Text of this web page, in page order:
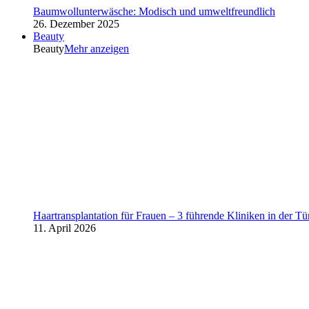
Baumwollunterwäsche: Modisch und umweltfreundlich
26. Dezember 2025
Beauty
BeautyMehr anzeigen
Haartransplantation für Frauen – 3 führende Kliniken in der
11. April 2026